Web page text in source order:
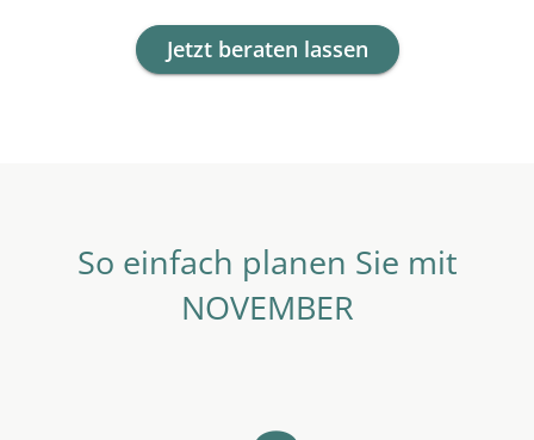
Jetzt beraten lassen
So einfach planen Sie mit
NOVEMBER